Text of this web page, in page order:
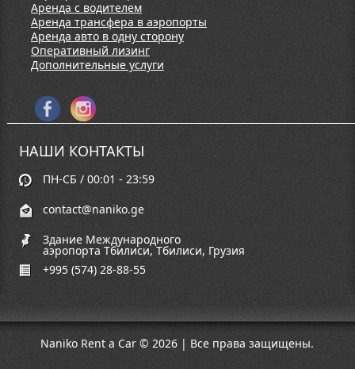
Аренда с водителем
Аренда трансфера в аэропорты
Аренда авто в одну сторону
Оперативный лизинг
Дополнительные услуги
НАШИ КОНТАКТЫ
ПН-СБ / 00:01 - 23:59
contact@naniko.ge
Здание Международного
аэропорта Тбилиси, Тбилиси, Грузия
+995 (574) 28-88-55
Naniko Rent a Car © 2026 | Все права защищены.